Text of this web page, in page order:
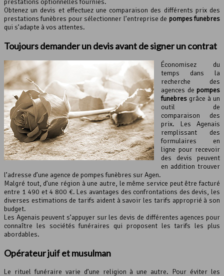
Obtenez un devis et effectuez une comparaison des différents prix des
prestations funèbres pour sélectionner l’entreprise de pompes funèbres
qui s’adapte à vos attentes.
Toujours demander un devis avant de signer un contrat
Économisez du
temps dans la
recherche des
agences de pompes
funèbres grâce à un
outil de
comparaison des
prix. Les Agenais
remplissant des
formulaires en
ligne pour recevoir
des devis peuvent
en addition trouver
l’adresse d’une agence de pompes funèbres sur Agen.
Malgré tout, d’une région à une autre, le même service peut être facturé
entre 1 490 et 4 800 €. Les avantages des confrontations des devis, les
diverses estimations de tarifs aident à savoir les tarifs approprié à son
budget.
Les Agenais peuvent s’appuyer sur les devis de différentes agences pour
connaître les sociétés funéraires qui proposent les tarifs les plus
abordables.
Opérateur juif et musulman
Le rituel funéraire varie d’une religion à une autre. Pour éviter les